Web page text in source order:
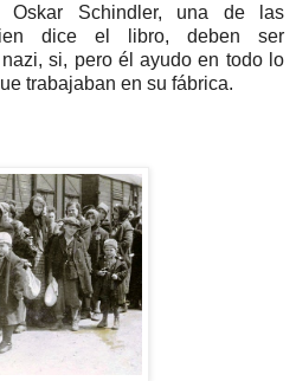
Oskar Schindler, una de las
dice el libro, deben ser
si, pero él ayudo en todo lo
trabajaban en su fábrica.